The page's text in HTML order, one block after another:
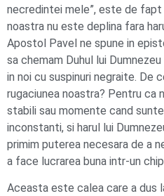
necredintei mele”, este de
noastra nu este deplina fara
Apostol Pavel ne spune in
sa chemam Duhul lui
in noi cu suspinuri negraite. De
rugaciunea noastra? Pentru ca
stabili sau momente cand
inconstanti, si harul lui
primim puterea necesara de a
a face lucrarea buna intr-un
Aceasta este calea care a dus